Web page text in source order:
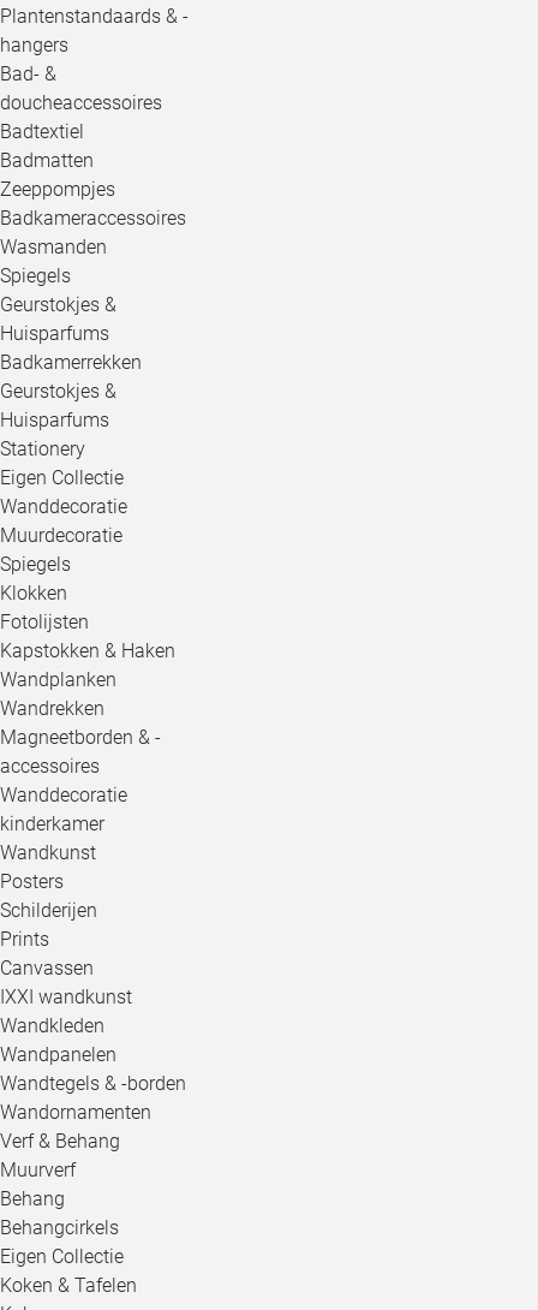
Plantenstandaards & -
hangers
Bad- &
doucheaccessoires
Badtextiel
Badmatten
Zeeppompjes
Badkameraccessoires
Wasmanden
Spiegels
Geurstokjes &
Huisparfums
Badkamerrekken
Geurstokjes &
Huisparfums
Stationery
Eigen Collectie
Wanddecoratie
Muurdecoratie
Spiegels
Klokken
Fotolijsten
Kapstokken & Haken
Wandplanken
Wandrekken
Magneetborden & -
accessoires
Wanddecoratie
kinderkamer
Wandkunst
Posters
Schilderijen
Prints
Canvassen
IXXI wandkunst
Wandkleden
Wandpanelen
Wandtegels & -borden
Wandornamenten
Verf & Behang
Muurverf
Behang
Behangcirkels
Eigen Collectie
Koken & Tafelen